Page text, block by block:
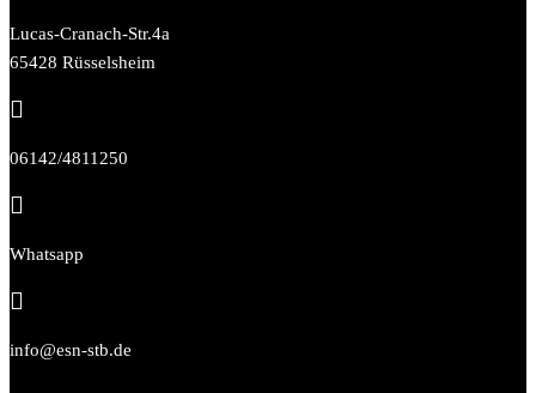
Lucas-Cranach-Str.4a
65428 Rüsselsheim

06142/4811250

Whatsapp

info@esn-stb.de